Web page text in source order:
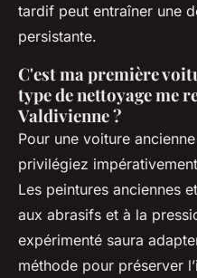
tardif peut entraîner une
persistante.
C'est ma première
type de nettoyage me
Valdivienne ?
Pour une voiture
privilégiez
Les peintures anciennes
aux abrasifs et à la
expérimenté saura
méthode pour préserver